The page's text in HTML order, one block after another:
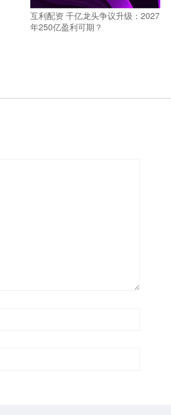
互利配资 千亿龙头争议升级：2027
年250亿盈利可期？